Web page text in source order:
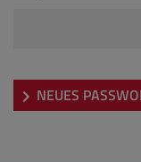
NEUES